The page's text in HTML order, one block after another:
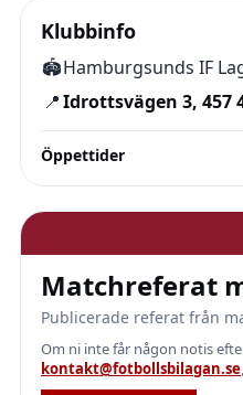
Klubbinfo
🏟️Hamburgsunds IF
📍Idrottsvägen 3, 457
Öppettider
Matchreferat
Publicerade referat från
Om ni inte får någon notis
kontakt@fotbollsbilagan.se